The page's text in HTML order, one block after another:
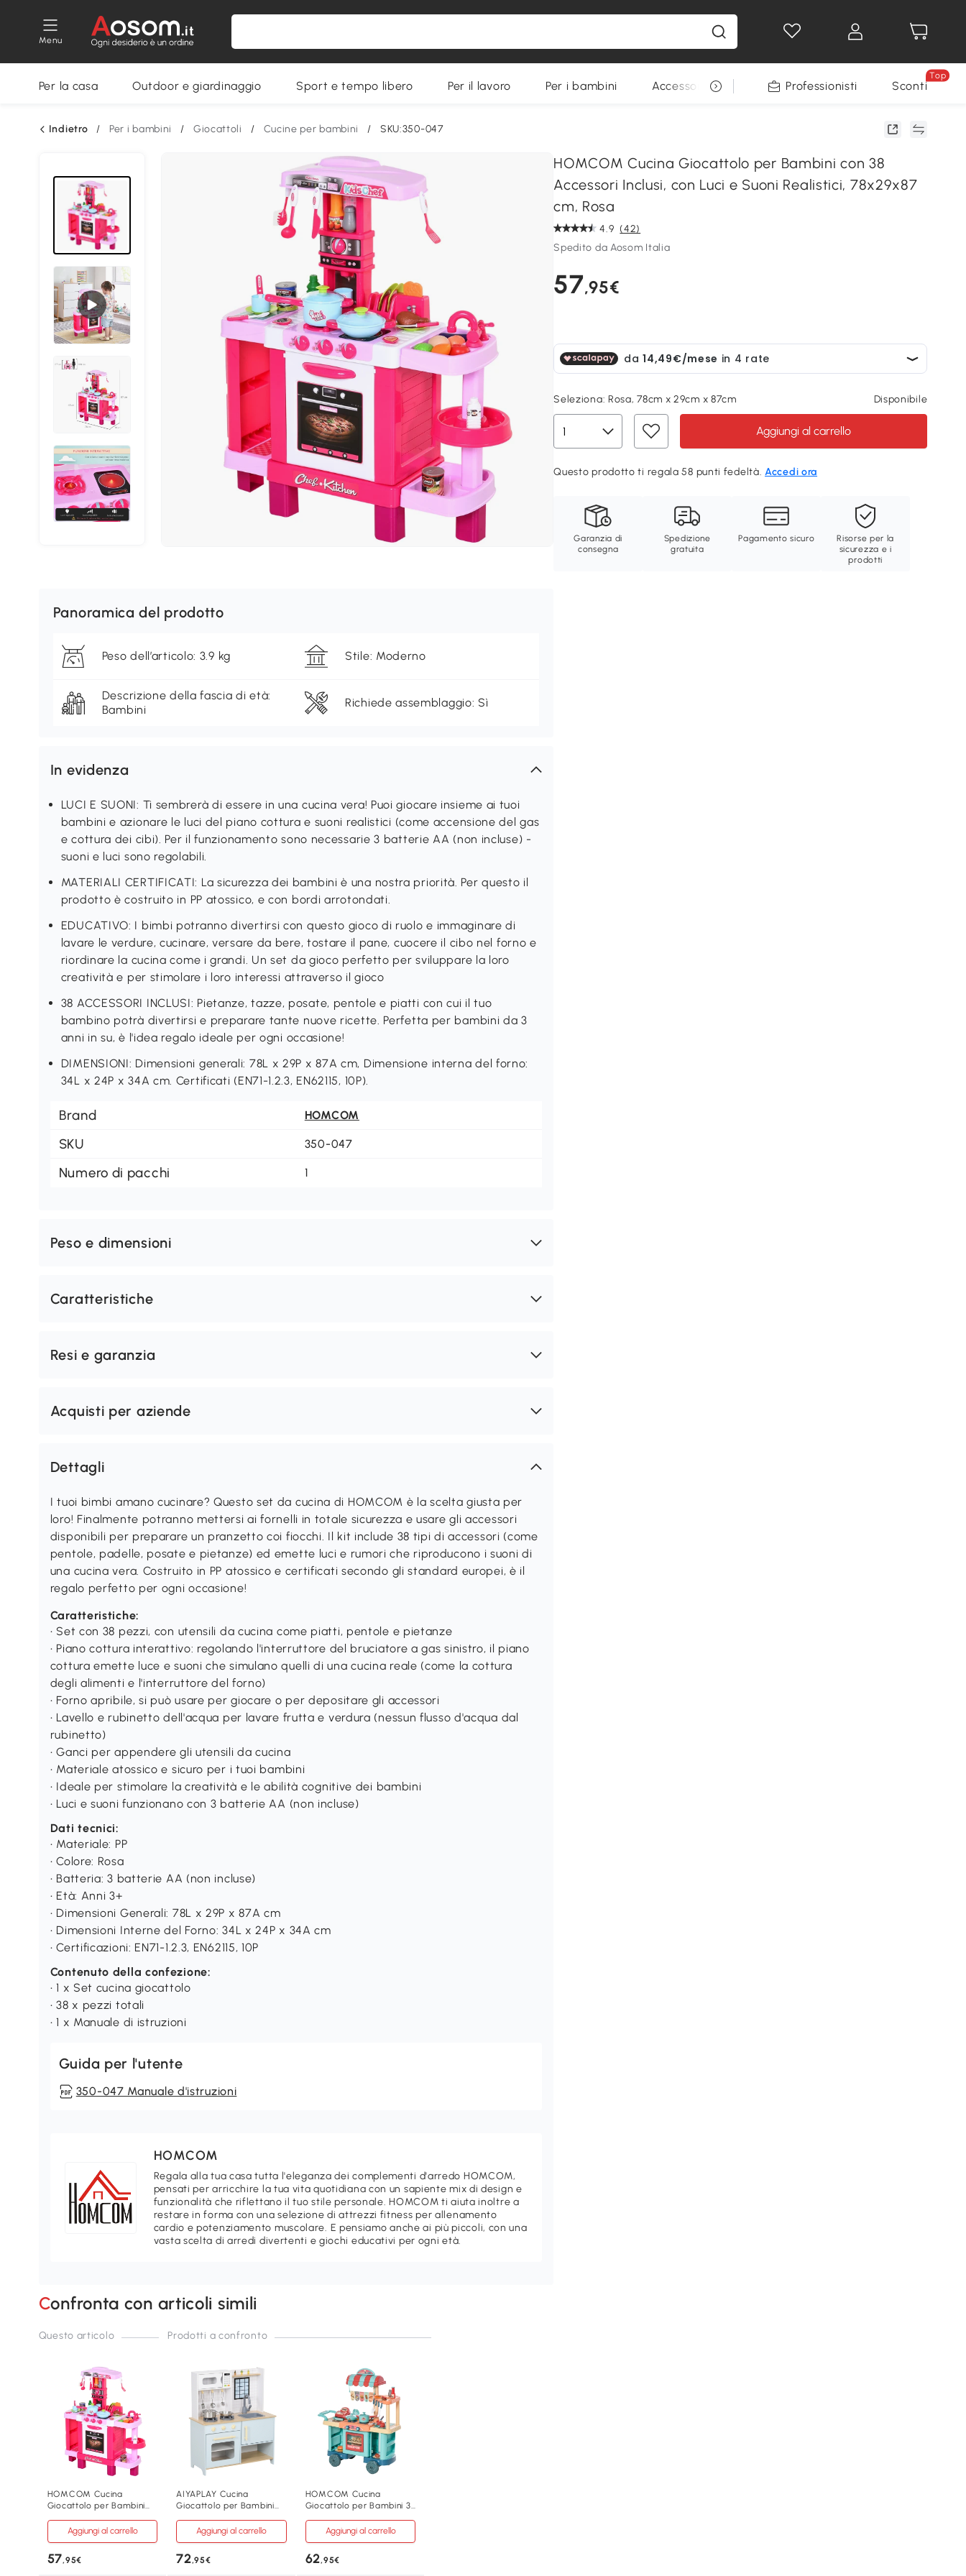
Menu
Per la casa Outdoor e giardinaggio Sport e tempo libero Per il lavoro Per i bambini Accessori per animali Professionisti Sconti
Top
Indietro / Per i bambini / Giocattoli / Cucine per bambini / SKU:350-047
HOMCOM Cucina Giocattolo per Bambini con 38
Accessori Inclusi, con Luci e Suoni Realistici, 78x29x87
cm, Rosa
4.9 (42)
Spedito da Aosom Italia
57,95€
Seleziona: Rosa, 78cm x 29cm x 87cm Disponibile
Aggiungi al carrello
Questo prodotto ti regala 58 punti fedeltà.Accedi ora
Garanzia di
consegna
Spedizione
gratuita
Pagamento sicuro
Risorse per la
sicurezza e i
prodotti
Panoramica del prodotto
Peso dell’articolo: 3.9 kg Stile: Moderno
Descrizione della fascia di età:
Bambini
Richiede assemblaggio: Sì
In evidenza
LUCI E SUONI: Ti sembrerà di essere in una cucina vera! Puoi giocare insieme ai tuoi
bambini e azionare le luci del piano cottura e suoni realistici (come accensione del gas
e cottura dei cibi). Per il funzionamento sono necessarie 3 batterie AA (non incluse) -
suoni e luci sono regolabili.
MATERIALI CERTIFICATI: La sicurezza dei bambini è una nostra priorità. Per questo il
prodotto è costruito in PP atossico, e con bordi arrotondati.
EDUCATIVO: I bimbi potranno divertirsi con questo gioco di ruolo e immaginare di
lavare le verdure, cucinare, versare da bere, tostare il pane, cuocere il cibo nel forno e
riordinare la cucina come i grandi. Un set da gioco perfetto per sviluppare la loro
creatività e per stimolare i loro interessi attraverso il gioco
38 ACCESSORI INCLUSI: Pietanze, tazze, posate, pentole e piatti con cui il tuo
bambino potrà divertirsi e preparare tante nuove ricette. Perfetta per bambini da 3
anni in su, è l'idea regalo ideale per ogni occasione!
DIMENSIONI: Dimensioni generali: 78L x 29P x 87A cm, Dimensione interna del forno:
34L x 24P x 34A cm. Certificati (EN71-1.2.3, EN62115, 10P).
Brand HOMCOM
SKU 350-047
Numero di pacchi 1
Peso e dimensioni
Caratteristiche
Resi e garanzia
Acquisti per aziende
Dettagli
I tuoi bimbi amano cucinare? Questo set da cucina di HOMCOM è la scelta giusta per
loro! Finalmente potranno mettersi ai fornelli in totale sicurezza e usare gli accessori
disponibili per preparare un pranzetto coi fiocchi. Il kit include 38 tipi di accessori (come
pentole, padelle, posate e pietanze) ed emette luci e rumori che riproducono i suoni di
una cucina vera. Costruito in PP atossico e certificati secondo gli standard europei, è il
regalo perfetto per ogni occasione!
Caratteristiche:
• Set con 38 pezzi, con utensili da cucina come piatti, pentole e pietanze
• Piano cottura interattivo: regolando l'interruttore del bruciatore a gas sinistro, il piano
cottura emette luce e suoni che simulano quelli di una cucina reale (come la cottura
degli alimenti e l'interruttore del forno)
• Forno apribile, si può usare per giocare o per depositare gli accessori
• Lavello e rubinetto dell'acqua per lavare frutta e verdura (nessun flusso d'acqua dal
rubinetto)
• Ganci per appendere gli utensili da cucina
• Materiale atossico e sicuro per i tuoi bambini
• Ideale per stimolare la creatività e le abilità cognitive dei bambini
• Luci e suoni funzionano con 3 batterie AA (non incluse)
Dati tecnici:
• Materiale: PP
• Colore: Rosa
• Batteria: 3 batterie AA (non incluse)
• Età: Anni 3+
• Dimensioni Generali: 78L x 29P x 87A cm
• Dimensioni Interne del Forno: 34L x 24P x 34A cm
• Certificazioni: EN71-1.2.3, EN62115, 10P
Contenuto della confezione:
• 1 x Set cucina giocattolo
• 38 x pezzi totali
• 1 x Manuale di istruzioni
Guida per l'utente
350-047 Manuale d'istruzioni
HOMCOM
Regala alla tua casa tutta l'eleganza dei complementi d'arredo HOMCOM,
pensati per arricchire la tua vita quotidiana con un sapiente mix di design e
funzionalità che riflettano il tuo stile personale. HOMCOM ti aiuta inoltre a
restare in forma con una selezione di attrezzi fitness per allenamento
cardio e potenziamento muscolare. E pensiamo anche ai più piccoli, con una
vasta scelta di arredi divertenti e giochi educativi per ogni età.
Confronta con articoli simili
Questo articolo
HOMCOM Cucina
Giocattolo per Bambini
Aggiungi al carrello
57,95€
Prodotti a confronto
AIYAPLAY Cucina
Giocattolo per Bambini
Aggiungi al carrello
72,95€
HOMCOM Cucina
Giocattolo per Bambini 3-
Aggiungi al carrello
62,95€